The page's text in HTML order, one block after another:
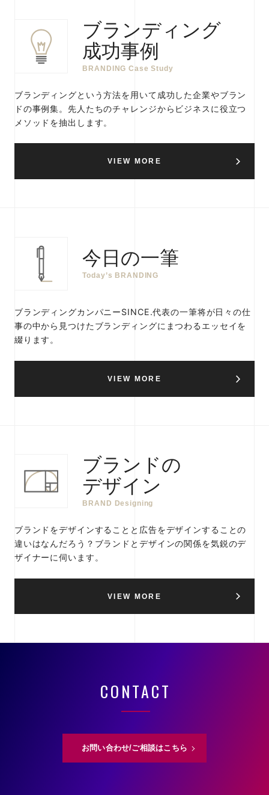
ブランディング
成功事例
BRANDING Case Study
ブランディングという方法を用いて成功した企業やブラン
ドの事例集。先人たちのチャレンジからビジネスに役立つ
メソッドを抽出します。
VIEW MORE
今日の一筆
Today’s BRANDING
ブランディングカンパニーSINCE.代表の一筆将が日々の仕
事の中から見つけたブランディングにまつわるエッセイを
綴ります。
VIEW MORE
ブランドの
デザイン
BRAND Designing
ブランドをデザインすることと広告をデザインすることの
違いはなんだろう？ブランドとデザインの関係を気鋭のデ
ザイナーに伺います。
VIEW MORE
CONTACT
お問い合わせ/ご相談はこちら